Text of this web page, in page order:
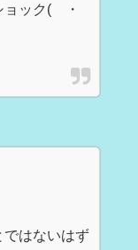
ョック(´・
ではないはず